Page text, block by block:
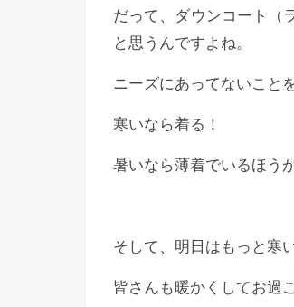
だって、ダウンコート（
と思うんですよね。
ニーズにあってないこと
寒いなら着る！
暑いなら薄着でいるほう
そして、明日はもっと寒
皆さんも暖かくしてお過